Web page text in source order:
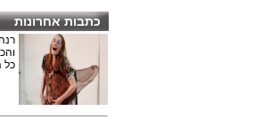
כתבות אחרונות
כל